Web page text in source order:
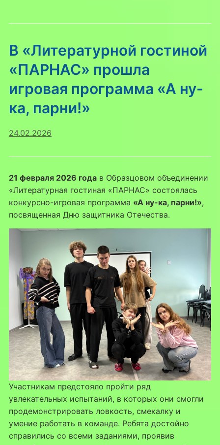
В «Литературной гостиной
«ПАРНАС» прошла
игровая программа «А ну-
ка, парни!»
24.02.2026
21 февраля 2026 годав Образцовом объединении
«Литературная гостиная «ПАРНАС» состоялась
конкурсно-игровая программа «А ну-ка, парни!»,
посвященная Дню защитника Отечества.
Участникам предстояло пройти ряд
увлекательных испытаний, в которых они смогли
продемонстрировать ловкость, смекалку и
умение работать в команде. Ребята достойно
справились со всеми заданиями, проявив